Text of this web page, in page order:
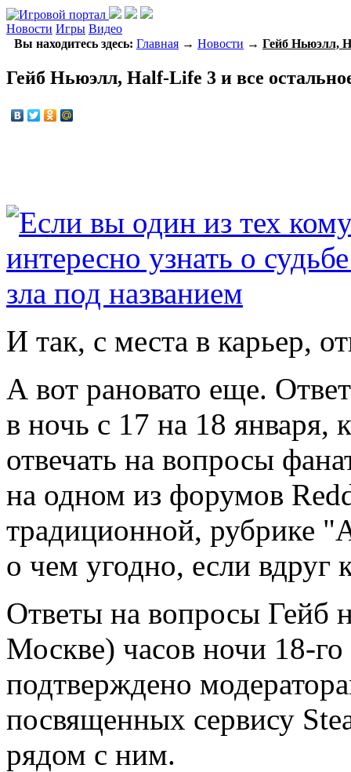
Новости Игры Видео
Вы находитесь здесь: Главная → Новости → Гейб Ньюэлл,
Гейб Ньюэлл, Half-Life 3 и все
И так, с места в карьер,
А вот рановато еще.
в ночь с 17 на 18 января,
отвечать на вопросы
на одном из форумов
традиционной, рубрике
о чем угодно, если вдруг
Ответы на вопросы Гейб
Москве) часов ночи 18-
подтверждено
посвященных сервису
рядом с ним.